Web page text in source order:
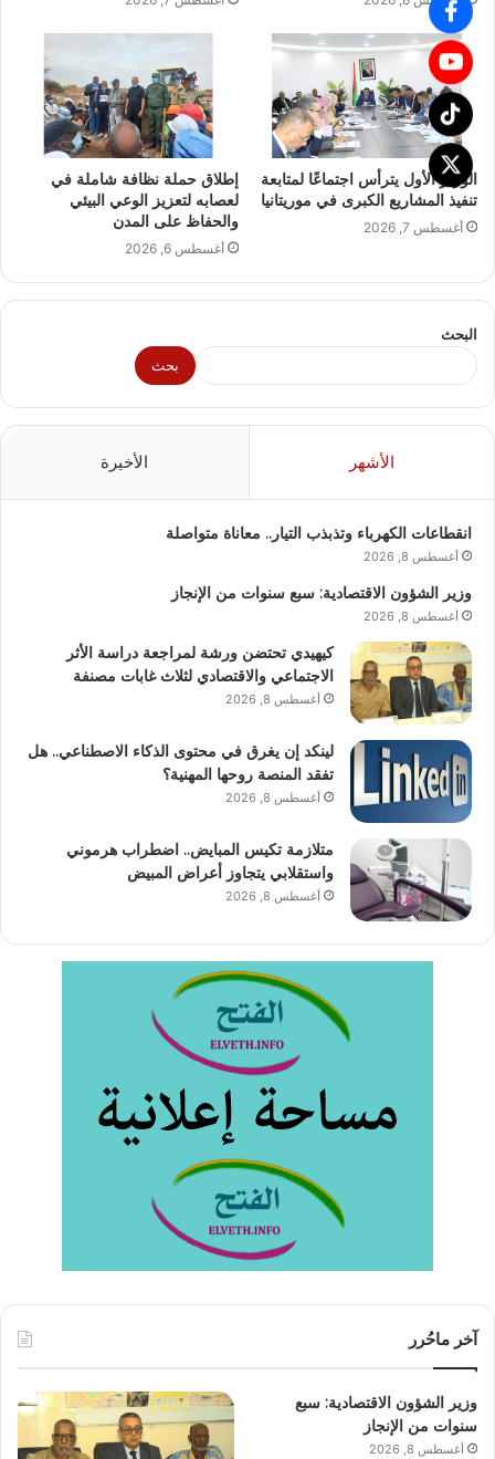
الوزير الأول يترأس اجتماعًا لمتابعة
تنفيذ المشاريع الكبرى في موريتانيا
أغسطس 7, 2026
إطلاق حملة نظافة شاملة في
لعصابه لتعزيز الوعي البيئي
والحفاظ على المدن
أغسطس 6, 2026
البحث
بحث
الأشهر الأخيرة
انقطاعات الكهرباء وتذبذب التيار.. معاناة متواصلة
أغسطس 8, 2026
وزير الشؤون الاقتصادية: سبع سنوات من الإنجاز
أغسطس 8, 2026
كيهيدي تحتضن ورشة لمراجعة دراسة الأثر
الاجتماعي والاقتصادي لثلاث غابات مصنفة
أغسطس 8, 2026
لينكد إن يغرق في محتوى الذكاء الاصطناعي.. هل
تفقد المنصة روحها المهنية؟
أغسطس 8, 2026
متلازمة تكيس المبايض.. اضطراب هرموني
واستقلابي يتجاوز أعراض المبيض
أغسطس 8, 2026
آخر ماحُرر
وزير الشؤون الاقتصادية: سبع
سنوات من الإنجاز
أغسطس 8, 2026